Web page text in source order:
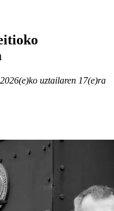
uztailaren 17(e)ra